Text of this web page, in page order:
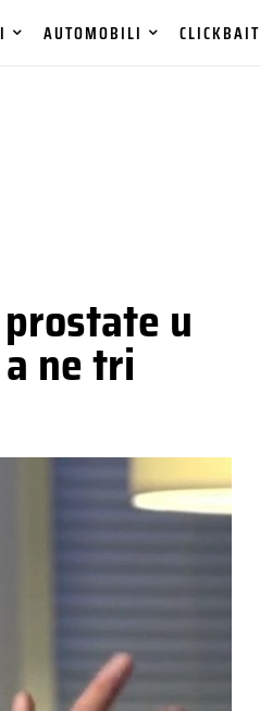
AUTOMOBILI CLICKBAIT
u
ne tri